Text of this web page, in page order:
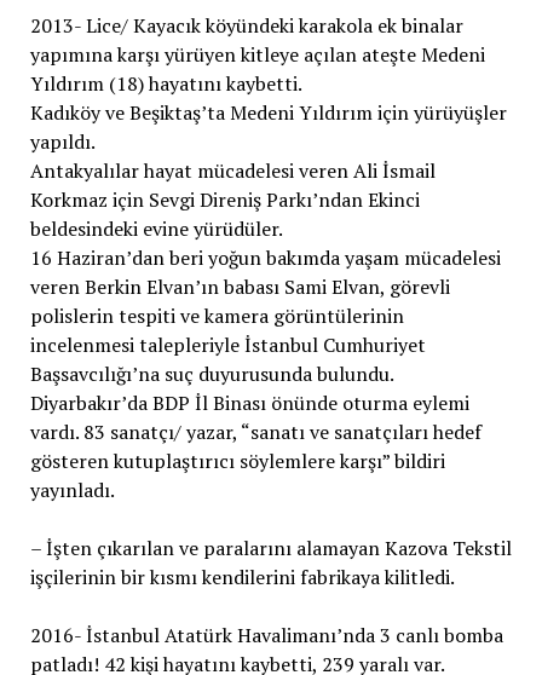
2013- Lice/ Kayacık köyündeki karakola ek binalar
yapımına karşı yürüyen kitleye açılan ateşte Medeni
Yıldırım (18) hayatını kaybetti.
Kadıköy ve Beşiktaş’ta Medeni Yıldırım için yürüyüşler
yapıldı.
Antakyalılar hayat mücadelesi veren Ali İsmail
Korkmaz için Sevgi Direniş Parkı’ndan Ekinci
beldesindeki evine yürüdüler.
16 Haziran’dan beri yoğun bakımda yaşam mücadelesi
veren Berkin Elvan’ın babası Sami Elvan, görevli
polislerin tespiti ve kamera görüntülerinin
incelenmesi talepleriyle İstanbul Cumhuriyet
Başsavcılığı’na suç duyurusunda bulundu.
Diyarbakır’da BDP İl Binası önünde oturma eylemi
vardı. 83 sanatçı/ yazar, “sanatı ve sanatçıları hedef
gösteren kutuplaştırıcı söylemlere karşı” bildiri
yayınladı.
– İşten çıkarılan ve paralarını alamayan Kazova Tekstil
işçilerinin bir kısmı kendilerini fabrikaya kilitledi.
2016- İstanbul Atatürk Havalimanı’nda 3 canlı bomba
patladı! 42 kişi hayatını kaybetti, 239 yaralı var.